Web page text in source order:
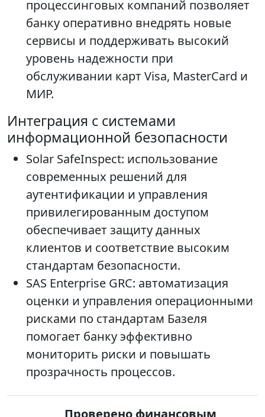
процессинговых компаний позволяет
банку оперативно внедрять новые
сервисы и поддерживать высокий
уровень надежности при
обслуживании карт Visa, MasterCard и
МИР.
Интеграция с системами
информационной безопасности
Solar SafeInspect: использование
современных решений для
аутентификации и управления
привилегированным доступом
обеспечивает защиту данных
клиентов и соответствие высоким
стандартам безопасности.
SAS Enterprise GRC: автоматизация
оценки и управления операционными
рисками по стандартам Базеля
помогает банку эффективно
мониторить риски и повышать
прозрачность процессов.